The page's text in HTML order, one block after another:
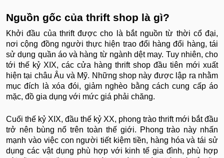
Nguồn gốc của thrift shop là gì?
Khởi đầu của thrift được cho là bắt nguồn từ thời cổ đại,
nơi cộng đồng người thực hiện trao đổi hàng đổi hàng, tái
sử dụng quần áo và hàng từ ngành dệt may. Tuy nhiên, cho
tới thế kỷ XIX, các cửa hàng thrift shop đầu tiên mới xuất
hiện tại châu Âu và Mỹ. Những shop này được lập ra nhằm
mục đích là xóa đói, giảm nghèo bằng cách cung cấp áo
mặc, đồ gia dụng với mức giá phải chăng.
Cuối thế kỷ XIX, đầu thế kỷ XX, phong trào thrift mới bắt đầu
trở nên bùng nổ trên toàn thế giới. Phong trào này nhấn
mạnh vào việc con người tiết kiệm tiền, hàng hóa và tái sử
dụng các vật dụng phù hợp với kinh tế gia đình, phù hợp